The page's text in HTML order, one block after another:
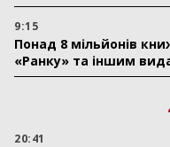
9:15
Понад 8 мільйонів
«Ранку» та іншим
20:41